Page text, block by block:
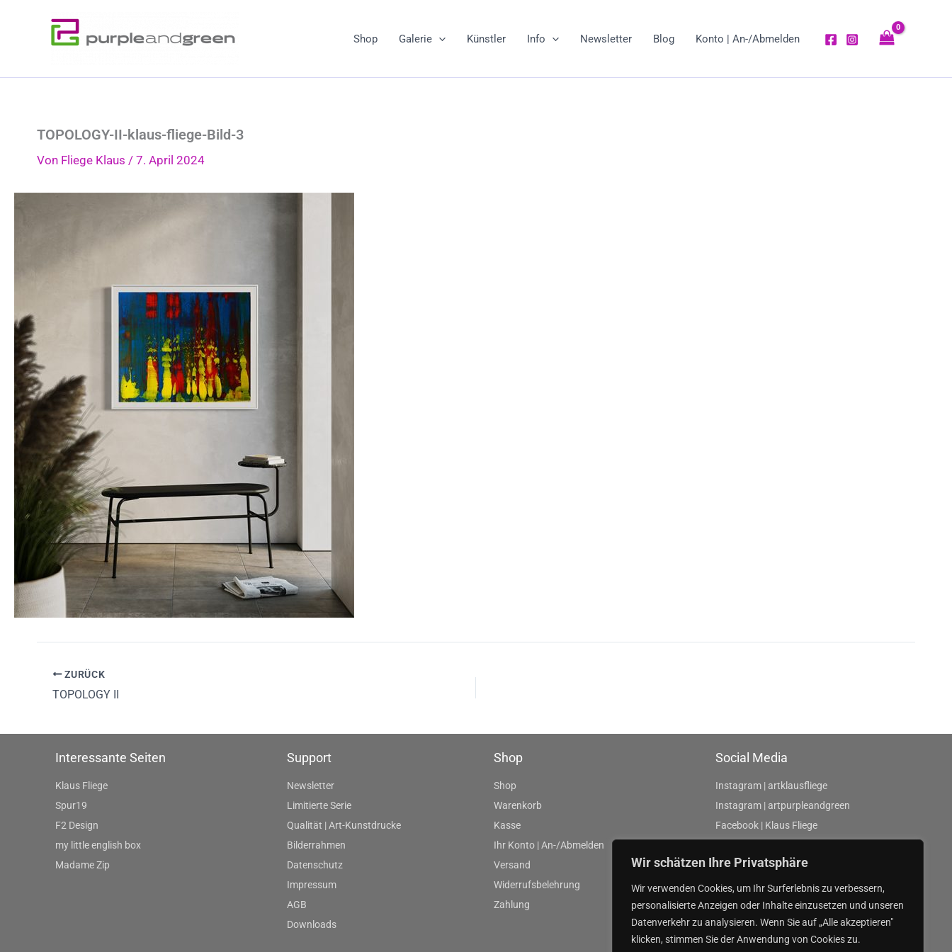
Wir schätzen Ihre Privatsphäre
Wir verwenden Cookies, um Ihr Surferlebnis zu verbessern,
personalisierte Anzeigen oder Inhalte einzusetzen und unseren
Datenverkehr zu analysieren. Wenn Sie auf „Alle akzeptieren"
klicken, stimmen Sie der Anwendung von Cookies zu.
Shop Galerie Künstler Info Newsletter Blog Konto | An-/Abmelden
TOPOLOGY-II-klaus-fliege-Bild-3
Von Fliege Klaus / 7. April 2024
ZURÜCK
TOPOLOGY II
Interessante Seiten
Klaus Fliege
Spur19
F2 Design
my little english box
Madame Zip
Support
Newsletter
Limitierte Serie
Qualität | Art-Kunstdrucke
Bilderrahmen
Datenschutz
Impressum
AGB
Downloads
Shop
Shop
Warenkorb
Kasse
Ihr Konto | An-/Abmelden
Versand
Widerrufsbelehrung
Zahlung
Social Media
Instagram | artklausfliege
Instagram | artpurpleandgreen
Facebook | Klaus Fliege